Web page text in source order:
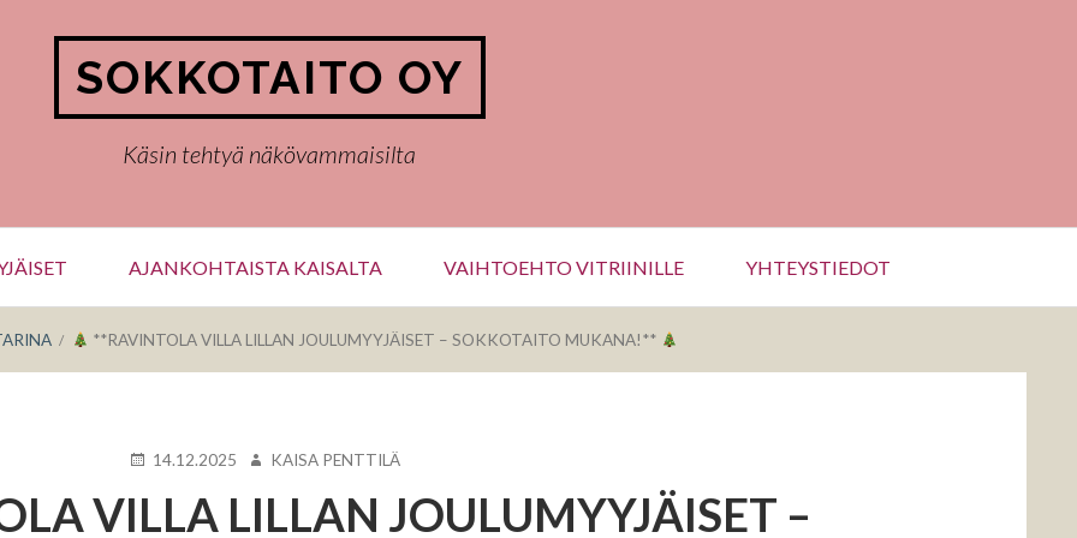
SOKKOTAITO OY
Käsin tehtyä näkövammaisilta
AJANKOHTAISTA KAISALTA VAIHTOEHTO VITRIINILLE YHTEYSTIEDOT
**RAVINTOLA VILLA LILLAN JOULUMYYJÄISET – SOKKOTAITO MUKANA!**
KIRJOITETTU
14.12.2025 KIRJOITTAJA
KAISA PENTTILÄ
VILLA LILLAN JOULUMYYJÄISET –